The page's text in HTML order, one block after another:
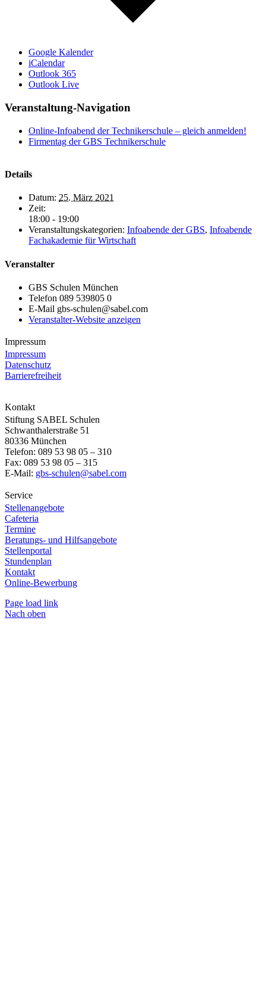
Google Kalender
iCalendar
Outlook 365
Outlook Live
Veranstaltung-Navigation
Online-Infoabend der Technikerschule – gleich anmelden!
Firmentag der GBS Technikerschule
Details
Datum: 25. März 2021
Zeit:
18:00 - 19:00
Veranstaltungskategorien: Infoabende der GBS, Infoabende
Fachakademie für Wirtschaft
Veranstalter
GBS Schulen München
Telefon 089 539805 0
E-Mail gbs-schulen@sabel.com
Veranstalter-Website anzeigen
Impressum
Impressum
Datenschutz
Barrierefreiheit
Kontakt
Stiftung SABEL Schulen
Schwanthalerstraße 51
80336 München
Telefon: 089 53 98 05 – 310
Fax: 089 53 98 05 – 315
E-Mail: gbs-schulen@sabel.com
Service
Stellenangebote
Cafeteria
Termine
Beratungs- und Hilfsangebote
Stellenportal
Stundenplan
Kontakt
Online-Bewerbung
Page load link
Nach oben